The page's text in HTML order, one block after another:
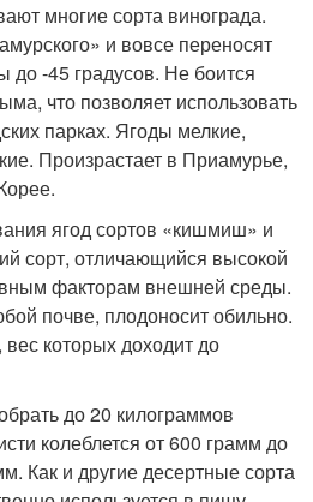
многие сорта винограда.
и вовсе переносят
до -45 градусов. Не боится
что позволяет использовать
парках. Ягоды мелкие,
Произрастает в Приамурье,
ягод сортов «кишмиш» и
сорт, отличающийся высокой
факторам внешней среды.
почве, плодоносит обильно.
которых доходит до
до 20 килограммов
колеблется от 600 грамм до
Как и другие десертные сорта